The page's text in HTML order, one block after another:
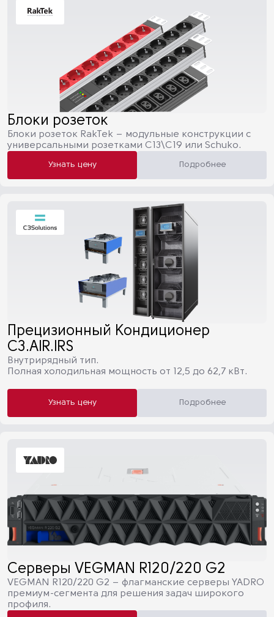
Блоки розеток
Блоки розеток RakTek – модульные конструкции с
универсальными розетками C13\C19 или Schuko.
Узнать цену Подробнее
Прецизионный Кондиционер
C3.AIR.IRS
Внутрирядный тип.
Полная холодильная мощность от 12,5 до 62,7 кВт.
Узнать цену Подробнее
Серверы VEGMAN R120/220 G2
VEGMAN R120/220 G2 – флагманские серверы YADRO
премиум-сегмента для решения задач широкого
профиля.